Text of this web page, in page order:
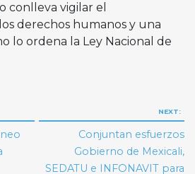
conlleva vigilar el
derechos humanos y una
lo ordena la Ley Nacional de
NEXT:
Conjuntan esfuerzos
Gobierno de Mexicali,
SEDATU e INFONAVIT para